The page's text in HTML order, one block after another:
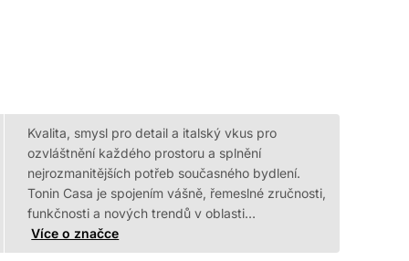
Kvalita, smysl pro detail a italský vkus pro
ozvláštnění každého prostoru a splnění
nejrozmanitějších potřeb současného bydlení.
Tonin Casa je spojením vášně, řemeslné zručnosti,
funkčnosti a nových trendů v oblasti…
Více o značce